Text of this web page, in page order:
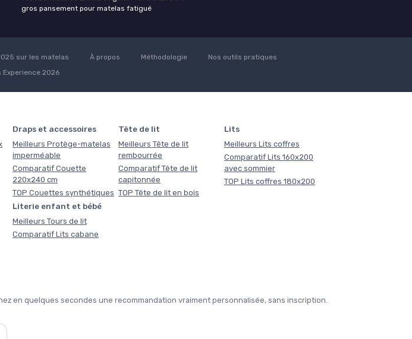
gros pansement pour matelas fatigué
sur les matelas À propos Méthodologie
Nos outils pratiques
2026
Draps et accessoires
Meilleurs Protège-matelas
imperméable
Comparatif Couette
220x240 cm
TOP Couettes synthétiques
Tête de lit
Meilleurs Tête de lit
rembourrée
Comparatif Tête de lit
capitonnée
TOP Tête de lit en bois
Lits
Meilleurs Lits coffres
Comparatif Lits 160x200
avec sommier
TOP Lits coffres 180x200
Literie enfant et bébé
Meilleurs Tours de lit
Comparatif Lits cabane
en quelques secondes une recommandation vraiment personnalisée, sans inscription.